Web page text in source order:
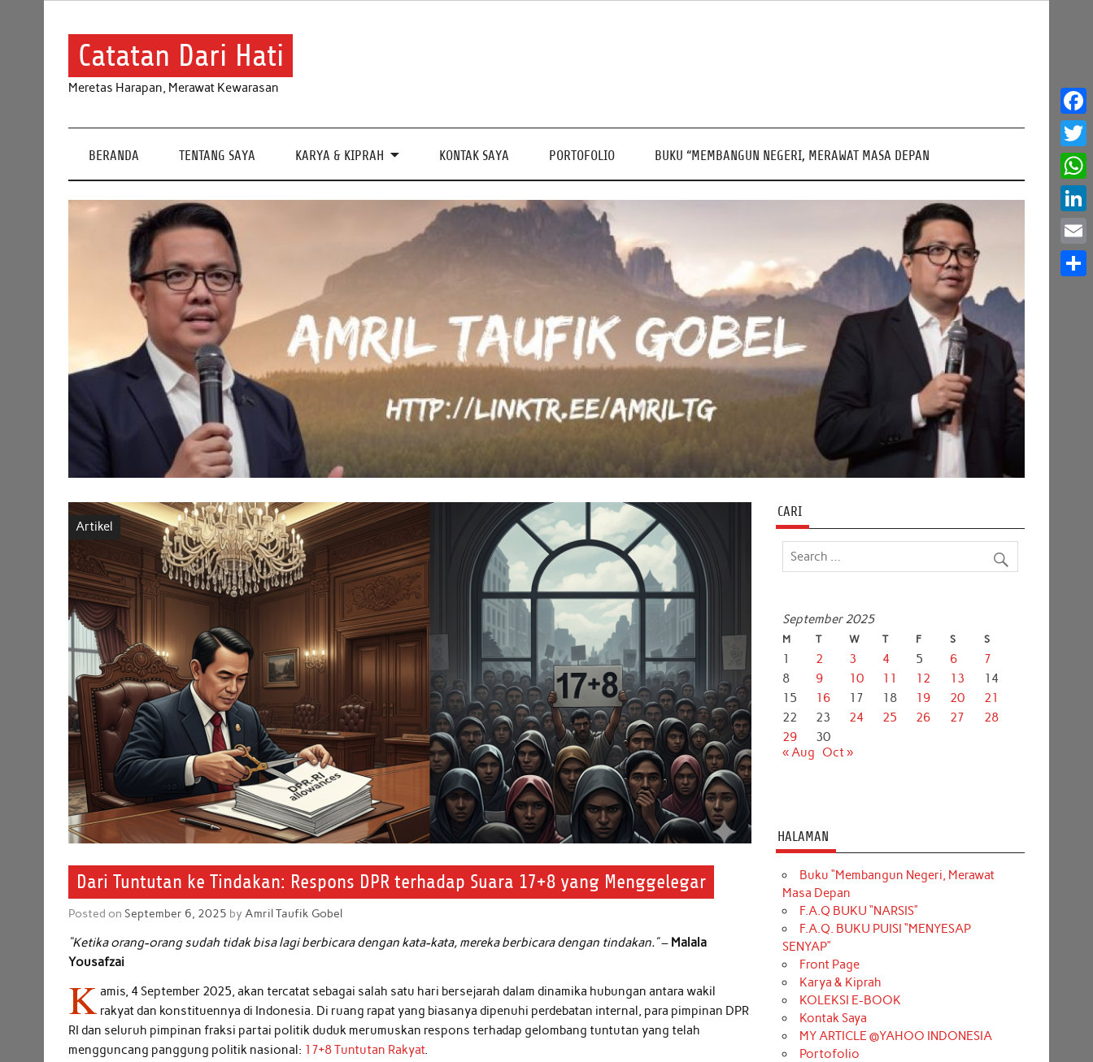
Catatan Dari Hati
Meretas Harapan, Merawat Kewarasan
BERANDA TENTANG SAYA KARYA & KIPRAH KONTAK SAYA PORTOFOLIO BUKU “MEMBANGUN NEGERI, MERAWAT MASA DEPAN
Artikel
Dari Tuntutan ke Tindakan: Respons DPR terhadap Suara 17+8 yang Menggelegar
Posted onSeptember 6, 2025 byAmril Taufik Gobel
“Ketika orang-orang sudah tidak bisa lagi berbicara dengan kata-kata, mereka berbicara dengan tindakan.”– Malala
Yousafzai
K amis, 4 September 2025, akan tercatat sebagai salah satu hari bersejarah dalam dinamika hubungan antara wakil
rakyat dan konstituennya di Indonesia. Di ruang rapat yang biasanya dipenuhi perdebatan internal, para pimpinan DPR
RI dan seluruh pimpinan fraksi partai politik duduk merumuskan respons terhadap gelombang tuntutan yang telah
mengguncang panggung politik nasional: 17+8 Tuntutan Rakyat.
CARI
September 2025
M T W T F S S
1 2 3 4 5 6
7
8
9 10 11 12 13
14
15
16 17 18 19 20
21
22
23 24 25 26 27
28
29
30
« Aug
Oct »
HALAMAN
Buku “Membangun Negeri, Merawat
Masa Depan
F.A.Q BUKU “NARSIS”
F.A.Q. BUKU PUISI “MENYESAP
SENYAP”
Front Page
Karya & Kiprah
KOLEKSI E-BOOK
Kontak Saya
MY ARTICLE @YAHOO INDONESIA
Portofolio
Email